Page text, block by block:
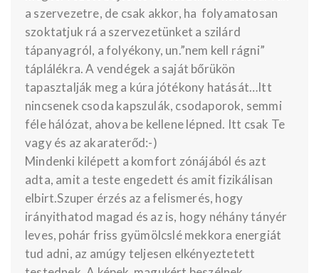
a szervezetre, de csak akkor, ha folyamatosan
szoktatjuk rá a szervezetünket a szilárd
tápanyagról, a folyékony, un.”nem kell rágni”
táplálékra. A vendégek a saját bőrükön
tapasztalják meg a kúra jótékony hatását…Itt
nincsenek csoda kapszulák, csodaporok, semmi
féle hálózat, ahova be kellene lépned. Itt csak Te
vagy és az akaraterőd:-)
Mindenki kilépett a komfort zónájából és azt
adta, amit a teste engedett és amit fizikálisan
elbirt.Szuper érzés az a felismerés, hogy
irányithatod magad és az is, hogy néhány tányér
leves, pohár friss gyümölcslé mekkora energiát
tud adni, az amúgy teljesen elkényeztetett